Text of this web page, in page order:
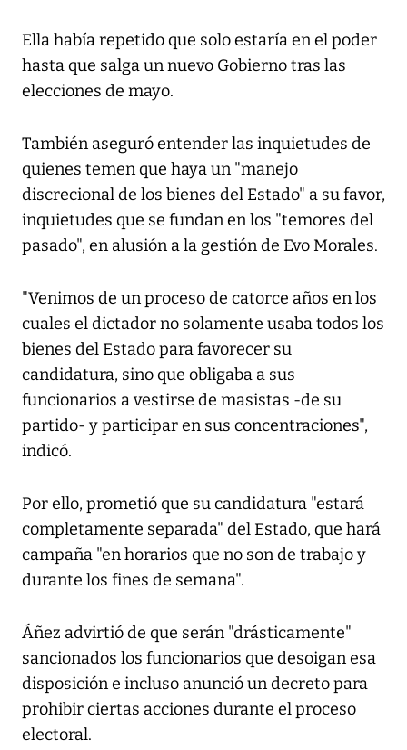
Ella había repetido que solo estaría en el poder
hasta que salga un nuevo Gobierno tras las
elecciones de mayo.
También aseguró entender las inquietudes de
quienes temen que haya un "manejo
discrecional de los bienes del Estado" a su favor,
inquietudes que se fundan en los "temores del
pasado", en alusión a la gestión de Evo Morales.
"Venimos de un proceso de catorce años en los
cuales el dictador no solamente usaba todos los
bienes del Estado para favorecer su
candidatura, sino que obligaba a sus
funcionarios a vestirse de masistas -de su
partido- y participar en sus concentraciones",
indicó.
Por ello, prometió que su candidatura "estará
completamente separada" del Estado, que hará
campaña "en horarios que no son de trabajo y
durante los fines de semana".
Áñez advirtió de que serán "drásticamente"
sancionados los funcionarios que desoigan esa
disposición e incluso anunció un decreto para
prohibir ciertas acciones durante el proceso
electoral.